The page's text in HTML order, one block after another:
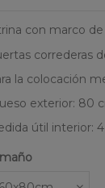
con marco
correderas
la colocación
exterior: 80
útil interior: